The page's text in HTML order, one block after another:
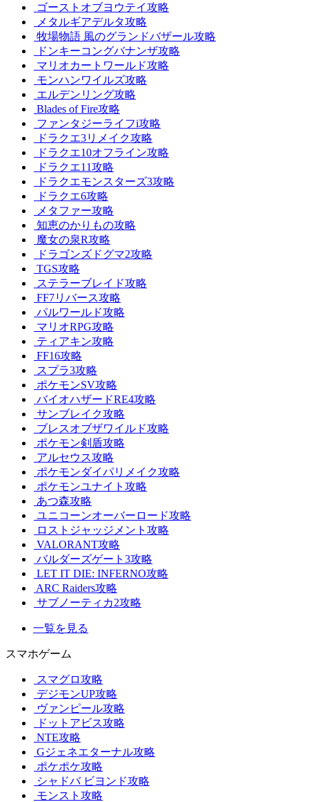
ゴーストオブヨウテイ攻略
メタルギアデルタ攻略
牧場物語 風のグランドバザール攻略
ドンキーコングバナンザ攻略
マリオカートワールド攻略
モンハンワイルズ攻略
エルデンリング攻略
Blades of Fire攻略
ファンタジーライフi攻略
ドラクエ3リメイク攻略
ドラクエ10オフライン攻略
ドラクエ11攻略
ドラクエモンスターズ3攻略
ドラクエ6攻略
メタファー攻略
知恵のかりもの攻略
魔女の泉R攻略
ドラゴンズドグマ2攻略
TGS攻略
ステラーブレイド攻略
FF7リバース攻略
パルワールド攻略
マリオRPG攻略
ティアキン攻略
FF16攻略
スプラ3攻略
ポケモンSV攻略
バイオハザードRE4攻略
サンブレイク攻略
ブレスオブザワイルド攻略
ポケモン剣盾攻略
アルセウス攻略
ポケモンダイパリメイク攻略
ポケモンユナイト攻略
あつ森攻略
ユニコーンオーバーロード攻略
ロストジャッジメント攻略
VALORANT攻略
バルダーズゲート3攻略
LET IT DIE: INFERNO攻略
ARC Raiders攻略
サブノーティカ2攻略
一覧を見る
スマホゲーム
スマグロ攻略
デジモンUP攻略
ヴァンピール攻略
ドットアビス攻略
NTE攻略
Gジェネエターナル攻略
ポケポケ攻略
シャドバ ビヨンド攻略
モンスト攻略